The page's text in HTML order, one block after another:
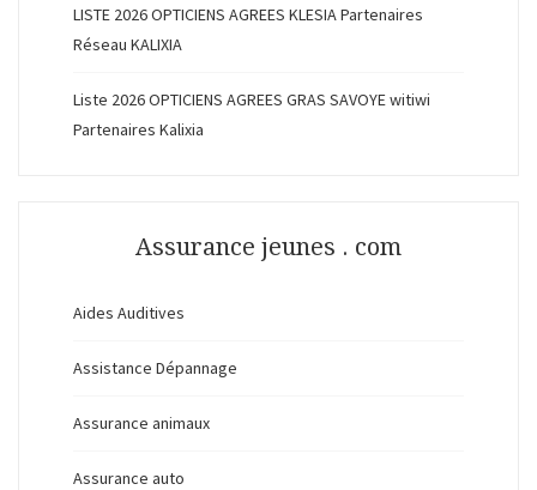
LISTE 2026 OPTICIENS AGREES KLESIA Partenaires
Réseau KALIXIA
Liste 2026 OPTICIENS AGREES GRAS SAVOYE witiwi
Partenaires Kalixia
Assurance jeunes . com
Aides Auditives
Assistance Dépannage
Assurance animaux
Assurance auto